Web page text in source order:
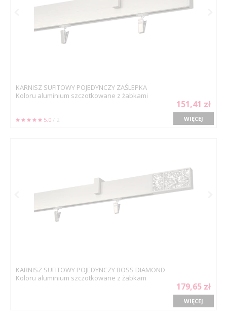
KARNISZ SUFITOWY POJEDYNCZY ZAŚLEPKA
Koloru aluminium szczotkowane z żabkami
5.0 / 2
151,41 zł
WIĘCEJ
KARNISZ SUFITOWY POJEDYNCZY BOSS DIAMOND
Koloru aluminium szczotkowane z żabkam
179,65 zł
WIĘCEJ